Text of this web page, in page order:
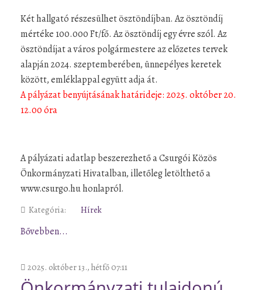
Két hallgató részesülhet ösztöndíjban. Az ösztöndíj
mértéke 100.000 Ft/fő. Az ösztöndíj egy évre szól. Az
ösztöndíjat a város polgármestere az előzetes tervek
alapján 2024. szeptemberében, ünnepélyes keretek
között, emléklappal együtt adja át.
A pályázat benyújtásának határideje: 2025. október 20.
12.00 óra
A pályázati adatlap beszerezhető a Csurgói Közös
Önkormányzati Hivatalban, illetőleg letölthető a
www.csurgo.hu honlapról.
Kategória: Hírek
Bővebben...
2025. október 13., hétfő 07:11